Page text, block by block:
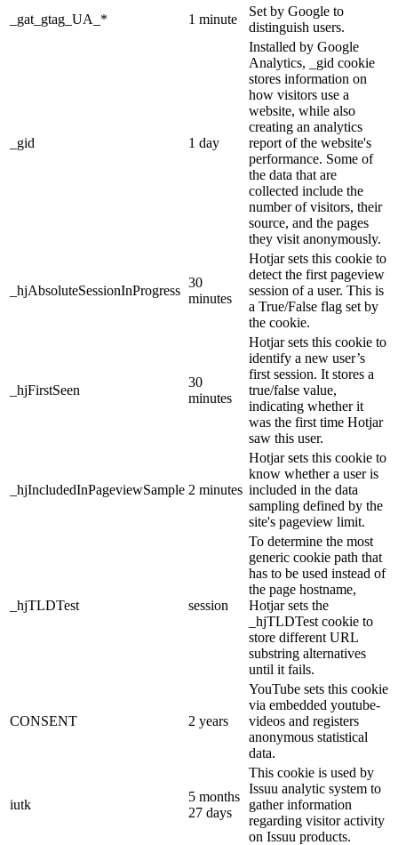
_gat_gtag_UA_*
1 minute
Set by Google to
distinguish users.
_gid 1 day
Installed by Google
Analytics, _gid cookie
stores information on
how visitors use a
website, while also
creating an analytics
report of the website's
performance. Some of
the data that are
collected include the
number of visitors, their
source, and the pages
they visit anonymously.
_hjAbsoluteSessionInProgress
30
minutes
Hotjar sets this cookie to
detect the first pageview
session of a user. This is
a True/False flag set by
the cookie.
_hjFirstSeen
30
minutes
Hotjar sets this cookie to
identify a new user’s
first session. It stores a
true/false value,
indicating whether it
was the first time Hotjar
saw this user.
_hjIncludedInPageviewSample 2 minutes
Hotjar sets this cookie to
know whether a user is
included in the data
sampling defined by the
site's pageview limit.
_hjTLDTest session
To determine the most
generic cookie path that
has to be used instead of
the page hostname,
Hotjar sets the
_hjTLDTest cookie to
store different URL
substring alternatives
until it fails.
CONSENT 2 years
YouTube sets this cookie
via embedded youtube-
videos and registers
anonymous statistical
data.
iutk
5 months
27 days
This cookie is used by
Issuu analytic system to
gather information
regarding visitor activity
on Issuu products.